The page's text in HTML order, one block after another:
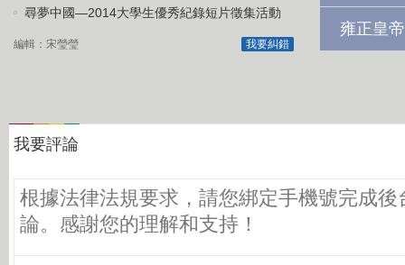
尋夢中國—2014大學生優秀紀錄短片徵集活動
我要糾錯
編輯：宋瑩瑩
雍正皇